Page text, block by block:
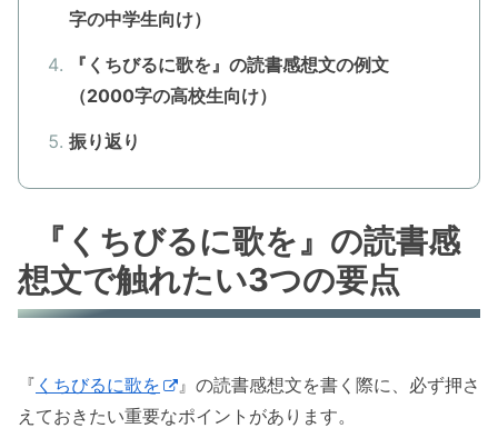
字の中学生向け）
『くちびるに歌を』の読書感想文の例文
（2000字の高校生向け）
振り返り
『くちびるに歌を』の読書感
想文で触れたい3つの要点
『 くちびるに歌を
』の読書感想文を書く際に、必ず押さ
えておきたい重要なポイントがあります。